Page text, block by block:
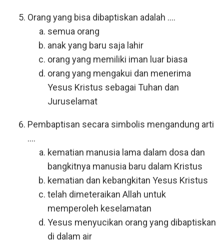
Orang yang bisa dibaptiskan adalah ....
semua orang
anak yang baru saja lahir
orang yang memiliki iman luar biasa
orang yang mengakui dan menerima
Yesus Kristus sebagai Tuhan dan
Juruselamat
Pembaptisan secara simbolis mengandung arti
....
kematian manusia lama dalam dosa dan
bangkitnya manusia baru dalam Kristus
kematian dan kebangkitan Yesus Kristus
telah dimeteraikan Allah untuk
memperoleh keselamatan
Yesus menyucikan orang yang dibaptiskan
di dalam air